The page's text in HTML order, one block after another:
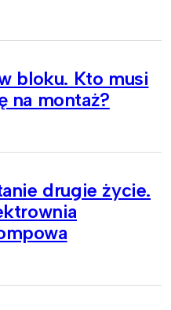
bloku. Kto musi
na montaż?
drugie życie.